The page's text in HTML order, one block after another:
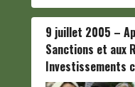
9 juillet 2005 –
Sanctions et aux
Investissements